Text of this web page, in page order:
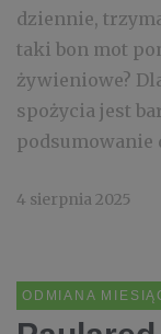
dziennie,
taki bon mot
żywieniowe?
spożycia jest
podsumowanie
4 sierpnia 2025
ODMIANA